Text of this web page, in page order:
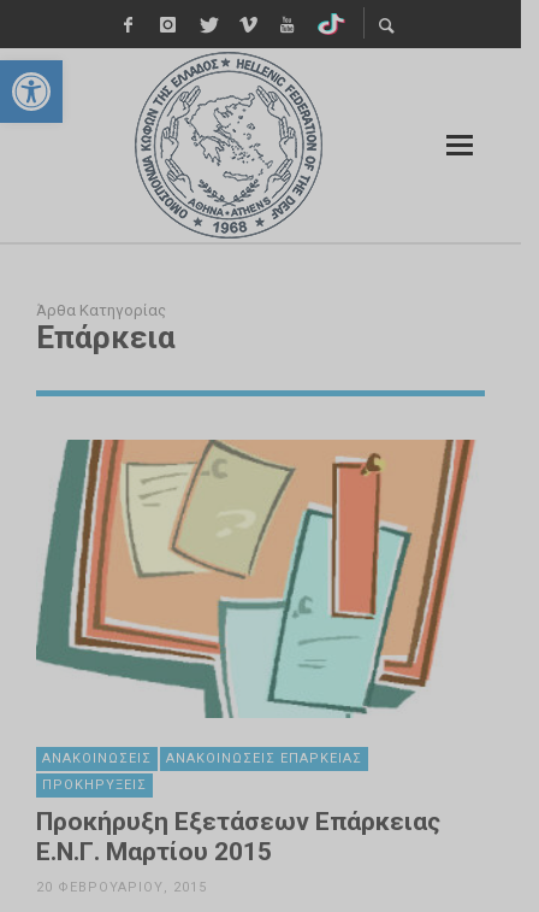
Ανοίξτε τη γραμμή εργαλείων
Άρθα Κατηγορίας
Επάρκεια
ΑΝΑΚΟΙΝΏΣΕΙΣ
ΑΝΑΚΟΙΝΏΣΕΙΣ ΕΠΆΡΚΕΙΑΣ
ΠΡΟΚΗΡΎΞΕΙΣ
Προκήρυξη Εξετάσεων Επάρκειας
Ε.Ν.Γ. Μαρτίου 2015
20 ΦΕΒΡΟΥΑΡΊΟΥ, 2015